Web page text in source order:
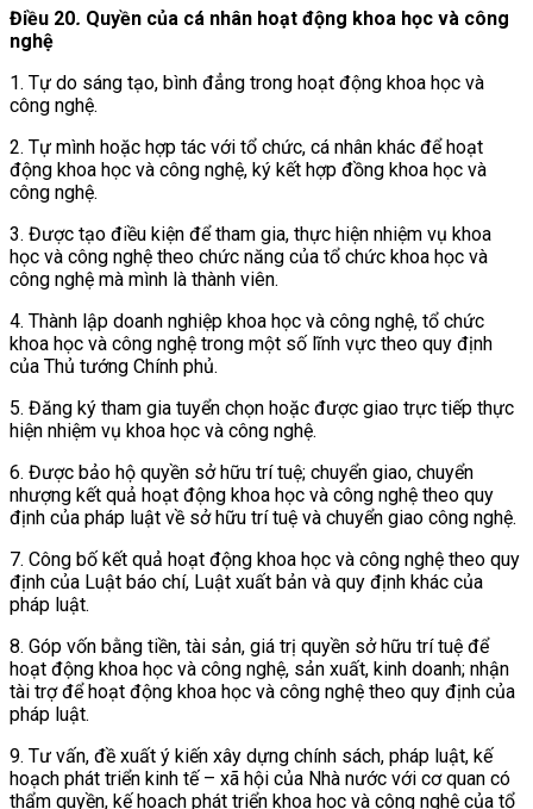
Điều 20. Quyền của cá nhân hoạt động khoa học và công
nghệ
1. Tự do sáng tạo, bình đẳng trong hoạt động khoa học và
công nghệ.
2. Tự mình hoặc hợp tác với tổ chức, cá nhân khác để hoạt
động khoa học và công nghệ, ký kết hợp đồng khoa học và
công nghệ.
3. Được tạo điều kiện để tham gia, thực hiện nhiệm vụ khoa
học và công nghệ theo chức năng của tổ chức khoa học và
công nghệ mà mình là thành viên.
4. Thành lập doanh nghiệp khoa học và công nghệ, tổ chức
khoa học và công nghệ trong một số lĩnh vực theo quy định
của Thủ tướng Chính phủ.
5. Đăng ký tham gia tuyển chọn hoặc được giao trực tiếp thực
hiện nhiệm vụ khoa học và công nghệ.
6. Được bảo hộ quyền sở hữu trí tuệ; chuyển giao, chuyển
nhượng kết quả hoạt động khoa học và công nghệ theo quy
định của pháp luật về sở hữu trí tuệ và chuyển giao công nghệ.
7. Công bố kết quả hoạt động khoa học và công nghệ theo quy
định của Luật báo chí, Luật xuất bản và quy định khác của
pháp luật.
8. Góp vốn bằng tiền, tài sản, giá trị quyền sở hữu trí tuệ để
hoạt động khoa học và công nghệ, sản xuất, kinh doanh; nhận
tài trợ để hoạt động khoa học và công nghệ theo quy định của
pháp luật.
9. Tư vấn, đề xuất ý kiến xây dựng chính sách, pháp luật, kế
hoạch phát triển kinh tế – xã hội của Nhà nước với cơ quan có
thẩm quyền, kế hoạch phát triển khoa học và công nghệ của tổ